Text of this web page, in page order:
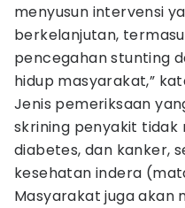
menyusun intervensi
berkelanjutan,
pencegahan stunting
hidup masyarakat,”
Jenis pemeriksaan
skrining penyakit
diabetes, dan kanker,
kesehatan indera
Masyarakat juga akan